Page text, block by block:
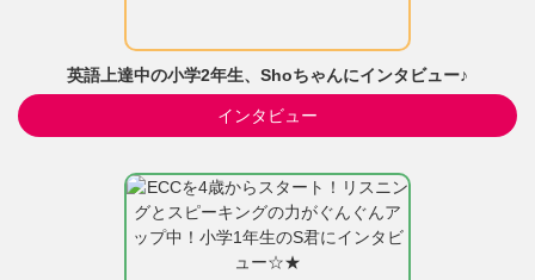
英語上達中の小学2年生、Shoちゃんにインタビュー♪
インタビュー